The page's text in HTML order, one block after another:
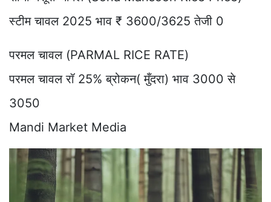
स्टीम चावल 2025 भाव ₹ 3600/3625 तेजी 0
परमल चावल (PARMAL RICE RATE)
परमल चावल रॉ 25% ब्रोकन( मुँदरा) भाव 3000 से
3050
Mandi Market Media